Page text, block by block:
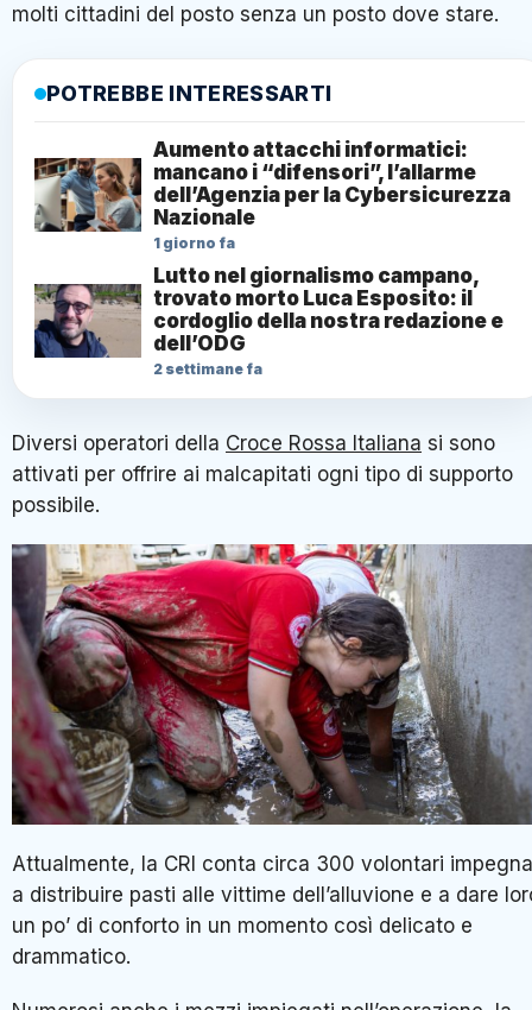
molti cittadini del posto senza un posto dove stare.
POTREBBE INTERESSARTI
Aumento attacchi informatici:
mancano i “difensori”, l’allarme
dell’Agenzia per la Cybersicurezza
Nazionale
1 giorno fa
Lutto nel giornalismo campano,
trovato morto Luca Esposito: il
cordoglio della nostra redazione e
dell’ODG
2 settimane fa
Diversi operatori della Croce Rossa Italiana si sono
attivati per offrire ai malcapitati ogni tipo di supporto
possibile.
Attualmente, la CRI conta circa 300 volontari
a distribuire pasti alle vittime dell’alluvione e a dare
un po’ di conforto in un momento così delicato e
drammatico.